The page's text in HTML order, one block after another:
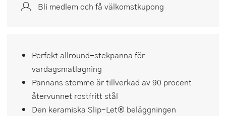
Bli medlem och få välkomstkupong
Perfekt allround-stekpanna för
vardagsmatlagning
Pannans stomme är tillverkad av 90 procent
återvunnet rostfritt stål
Den keramiska Slip-Let® beläggningen